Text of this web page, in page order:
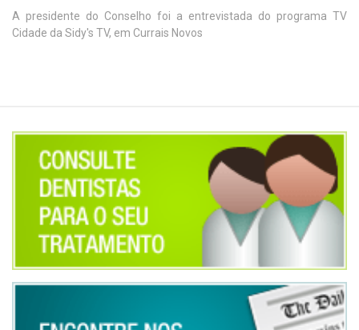
A presidente do Conselho foi a entrevistada do programa TV
Cidade da Sidy's TV, em Currais Novos